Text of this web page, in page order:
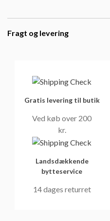
Fragt og levering
Gratis levering til butik
Ved køb over 200
kr.
Landsdækkende
bytteservice
14 dages returret